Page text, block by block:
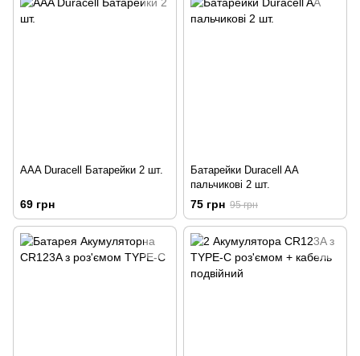
AAA Duracell Батарейки 2 шт.
69 грн
Батарейки Duracell AA
пальчикові 2 шт.
75 грн 95 грн